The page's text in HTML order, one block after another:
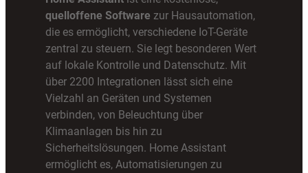
quelloffene Software zur Hausautomation,
die es ermöglicht, verschiedene IoT-Geräte
zentral zu steuern. Sie legt besonderen Wert
auf lokale Kontrolle und Datenschutz. Mit
über 2200 Integrationen lässt sich eine
Vielzahl an Geräten und Systemen
verbinden, von Beleuchtung über
Klimaanlagen bis hin zu
Sicherheitslösungen. Home Assistant
ermöglicht es, Automatisierungen zu